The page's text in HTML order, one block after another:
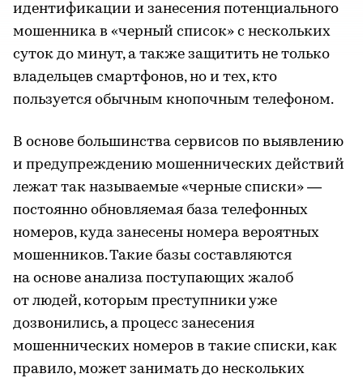
идентификации и занесения потенциального
мошенника в «черный список» с нескольких
суток до минут, а также защитить не только
владельцев смартфонов, но и тех, кто
пользуется обычным кнопочным телефоном.
В основе большинства сервисов по выявлению
и предупреждению мошеннических действий
лежат так называемые «черные списки» —
постоянно обновляемая база телефонных
номеров, куда занесены номера вероятных
мошенников. Такие базы составляются
на основе анализа поступающих жалоб
от людей, которым преступники уже
дозвонились, а процесс занесения
мошеннических номеров в такие списки, как
правило, может занимать до нескольких